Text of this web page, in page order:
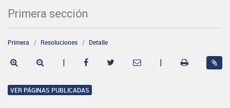
Primera sección
Primera Resoluciones Detalle
| |
VER PÁGINAS PUBLICADAS